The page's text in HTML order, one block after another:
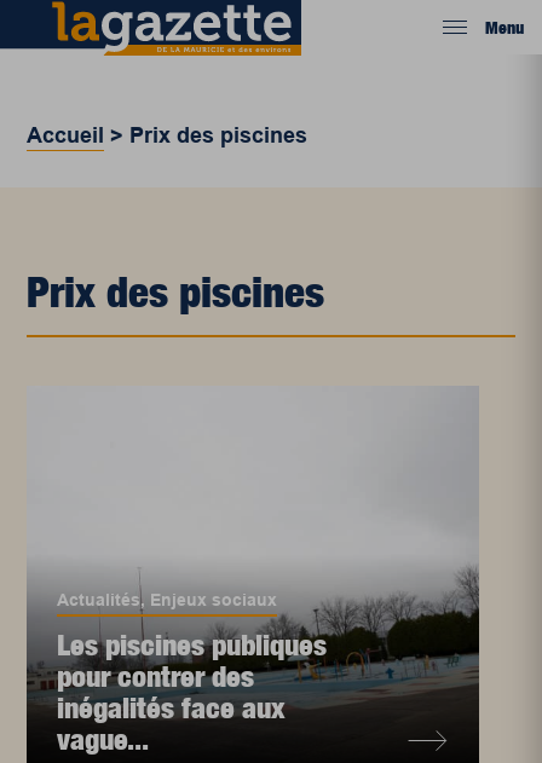
Menu
Accueil > Prix des piscines
Prix des piscines
Actualités, Enjeux sociaux
Les piscines publiques
pour contrer des
inégalités face aux
vague...